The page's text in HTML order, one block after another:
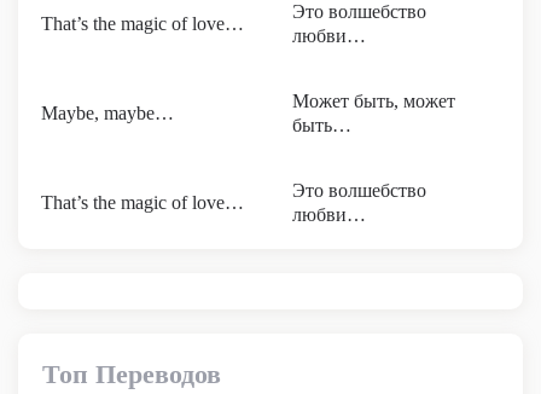
That’s the magic of love…
Это волшебство
любви…
Maybe, maybe…
Может быть, может
быть…
That’s the magic of love…
Это волшебство
любви…
Топ Переводов